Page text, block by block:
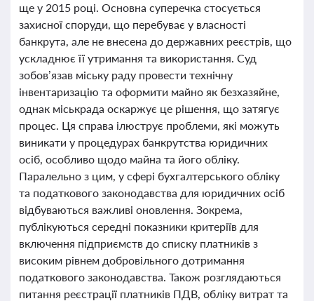
ще у 2015 році. Основна суперечка стосується
захисної споруди, що перебуває у власності
банкрута, але не внесена до державних реєстрів, що
ускладнює її утримання та використання. Суд
зобов’язав міську раду провести технічну
інвентаризацію та оформити майно як безхазяйне,
однак міськрада оскаржує це рішення, що затягує
процес. Ця справа ілюструє проблеми, які можуть
виникати у процедурах банкрутства юридичних
осіб, особливо щодо майна та його обліку.
Паралельно з цим, у сфері бухгалтерського обліку
та податкового законодавства для юридичних осіб
відбуваються важливі оновлення. Зокрема,
публікуються середні показники критеріїв для
включення підприємств до списку платників з
високим рівнем добровільного дотримання
податкового законодавства. Також розглядаються
питання реєстрації платників ПДВ, обліку витрат та